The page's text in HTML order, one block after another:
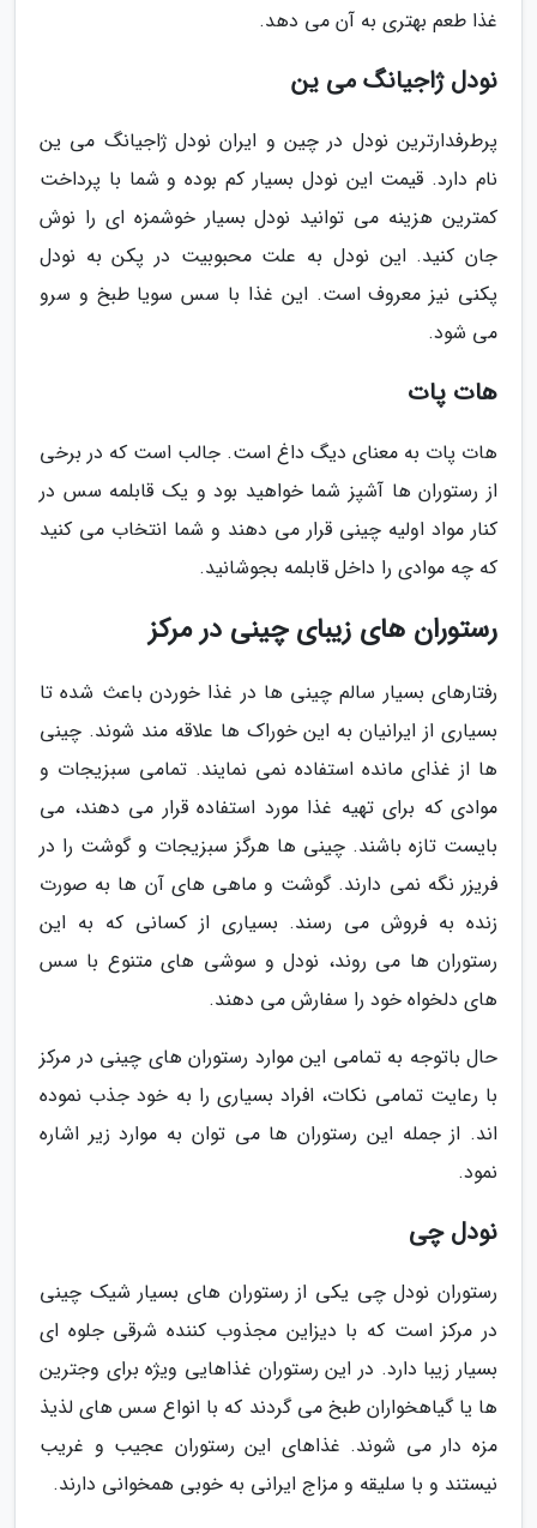
غذا طعم بهتری به آن می دهد.
نودل ژاجیانگ می ین
پرطرفدارترین نودل در چین و ایران نودل ژاجیانگ می ین
نام دارد. قیمت این نودل بسیار کم بوده و شما با پرداخت
کمترین هزینه می توانید نودل بسیار خوشمزه ای را نوش
جان کنید. این نودل به علت محبوبیت در پکن به نودل
پکنی نیز معروف است. این غذا با سس سویا طبخ و سرو
می شود.
هات پات
هات پات به معنای دیگ داغ است. جالب است که در برخی
از رستوران ها آشپز شما خواهید بود و یک قابلمه سس در
کنار مواد اولیه چینی قرار می دهند و شما انتخاب می کنید
که چه موادی را داخل قابلمه بجوشانید.
رستوران های زیبای چینی در مرکز
رفتارهای بسیار سالم چینی ها در غذا خوردن باعث شده تا
بسیاری از ایرانیان به این خوراک ها علاقه مند شوند. چینی
ها از غذای مانده استفاده نمی نمایند. تمامی سبزیجات و
موادی که برای تهیه غذا مورد استفاده قرار می دهند، می
بایست تازه باشند. چینی ها هرگز سبزیجات و گوشت را در
فریزر نگه نمی دارند. گوشت و ماهی های آن ها به صورت
زنده به فروش می رسند. بسیاری از کسانی که به این
رستوران ها می روند، نودل و سوشی های متنوع با سس
های دلخواه خود را سفارش می دهند.
حال باتوجه به تمامی این موارد رستوران های چینی در مرکز
با رعایت تمامی نکات، افراد بسیاری را به خود جذب نموده
اند. از جمله این رستوران ها می توان به موارد زیر اشاره
نمود.
نودل چی
رستوران نودل چی یکی از رستوران های بسیار شیک چینی
در مرکز است که با دیزاین مجذوب کننده شرقی جلوه ای
بسیار زیبا دارد. در این رستوران غذاهایی ویژه برای وجترین
ها یا گیاهخواران طبخ می گردند که با انواع سس های لذیذ
مزه دار می شوند. غذاهای این رستوران عجیب و غریب
نیستند و با سلیقه و مزاج ایرانی به خوبی همخوانی دارند.